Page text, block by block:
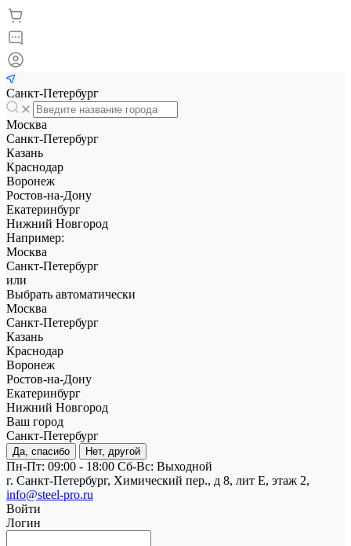
Санкт-Петербург
Москва
Санкт-Петербург
Казань
Краснодар
Воронеж
Ростов-на-Дону
Екатеринбург
Нижний Новгород
Например:
Москва
Санкт-Петербург
или
Выбрать автоматически
Москва
Санкт-Петербург
Казань
Краснодар
Воронеж
Ростов-на-Дону
Екатеринбург
Нижний Новгород
Ваш город
Санкт-Петербург
Да, спасибо Нет, другой
Пн-Пт: 09:00 - 18:00 Cб-Вс: Выходной
г. Санкт-Петербург, Химический пер., д 8, лит Е, этаж 2,
info@steel-pro.ru
Войти
Логин